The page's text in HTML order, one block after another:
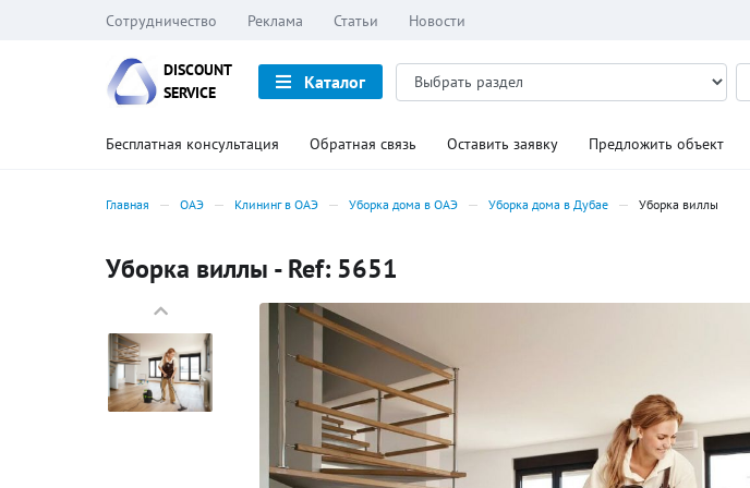
Сотрудничество Реклама Статьи Новости
DISCOUNT
SERVICE
Каталог
Бесплатная консультация Обратная связь Оставить заявку Предложить объект
Главная ОАЭ Клининг в ОАЭ Уборка дома в ОАЭ Уборка дома в Дубае Уборка виллы
Уборка виллы - Ref: 5651